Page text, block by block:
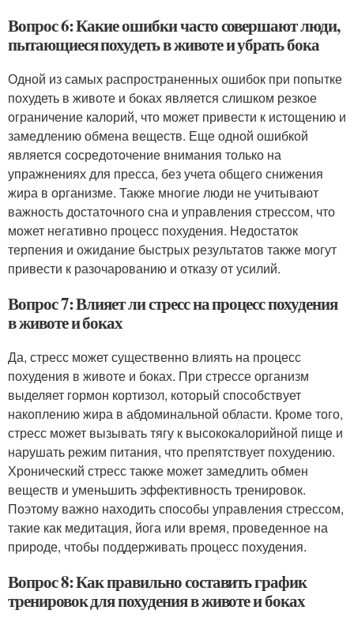
Вопрос 6: Какие ошибки часто совершают люди,
пытающиеся похудеть в животе и убрать бока
Одной из самых распространенных ошибок при попытке
похудеть в животе и боках является слишком резкое
ограничение калорий, что может привести к истощению и
замедлению обмена веществ. Еще одной ошибкой
является сосредоточение внимания только на
упражнениях для пресса, без учета общего снижения
жира в организме. Также многие люди не учитывают
важность достаточного сна и управления стрессом, что
может негативно процесс похудения. Недостаток
терпения и ожидание быстрых результатов также могут
привести к разочарованию и отказу от усилий.
Вопрос 7: Влияет ли стресс на процесс похудения
в животе и боках
Да, стресс может существенно влиять на процесс
похудения в животе и боках. При стрессе организм
выделяет гормон кортизол, который способствует
накоплению жира в абдоминальной области. Кроме того,
стресс может вызывать тягу к высококалорийной пище и
нарушать режим питания, что препятствует похудению.
Хронический стресс также может замедлить обмен
веществ и уменьшить эффективность тренировок.
Поэтому важно находить способы управления стрессом,
такие как медитация, йога или время, проведенное на
природе, чтобы поддерживать процесс похудения.
Вопрос 8: Как правильно составить график
тренировок для похудения в животе и боках